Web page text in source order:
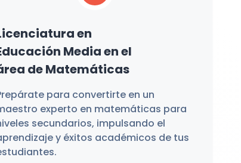
en
Media en el
de Matemáticas
para convertirte en un
experto en matemáticas para
secundarios, impulsando el
y éxitos académicos de tus